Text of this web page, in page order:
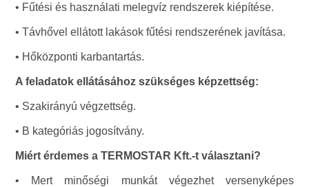
• Fűtési és használati melegvíz rendszerek kiépítése.
• Távhővel ellátott lakások fűtési rendszerének javítása.
• Hőközponti karbantartás.
A feladatok ellátásához szükséges képzettség:
• Szakirányú végzettség.
• B kategóriás jogosítvány.
Miért érdemes a TERMOSTAR Kft.-t választani?
• Mert minőségi munkát végezhet versenyképes